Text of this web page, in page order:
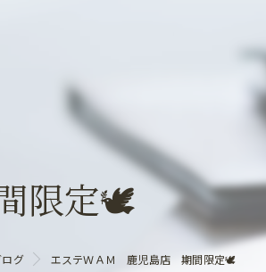
ネス
スキンケア
限定🕊️
グ エステＷＡＭ 鹿児島店 期間限定🕊️